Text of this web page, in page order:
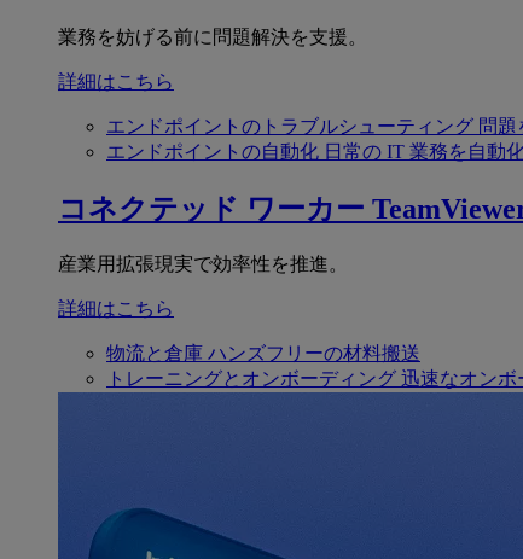
業務を妨げる前に問題解決を支援。
詳細はこちら
エンドポイントのトラブルシューティング 問題
エンドポイントの自動化 日常の IT 業務を自動
コネクテッド ワーカー
産業用拡張現実で効率性を推進。
詳細はこちら
物流と倉庫 ハンズフリーの材料搬送
トレーニングとオンボーディング 迅速なオンボ